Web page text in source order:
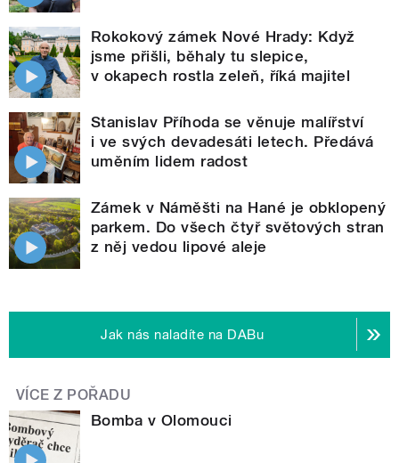
Rokokový zámek Nové Hrady: Když
jsme přišli, běhaly tu slepice,
v okapech rostla zeleň, říká majitel
Stanislav Příhoda se věnuje malířství
i ve svých devadesáti letech. Předává
uměním lidem radost
Zámek v Náměšti na Hané je obklopený
parkem. Do všech čtyř světových stran
z něj vedou lipové aleje
Jak nás naladíte na DABu
VÍCE Z POŘADU
Bomba v Olomouci